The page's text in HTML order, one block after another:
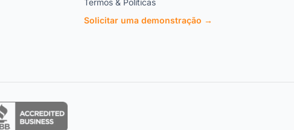
Solicitar uma demonstração →